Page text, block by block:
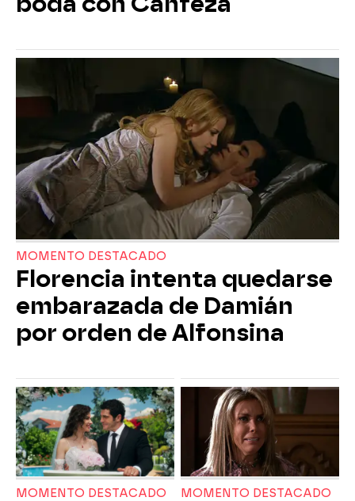
MOMENTO DESTACADO
Florencia intenta quedarse
embarazada de Damián
por orden de Alfonsina
MOMENTO DESTACADO MOMENTO DESTACADO